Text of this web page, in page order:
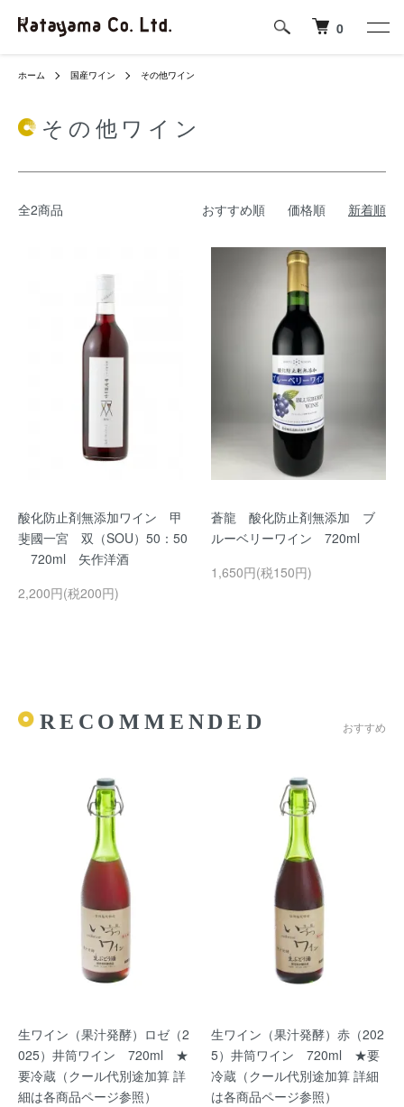
0
ホーム 国産ワイン その他ワイン
その他ワイン
全2商品 おすすめ順 価格順 新着順
酸化防止剤無添加ワイン 甲
斐國一宮 双（SOU）50：50
720ml 矢作洋酒
2,200円(税200円)
蒼龍 酸化防止剤無添加 ブ
ルーベリーワイン 720ml
1,650円(税150円)
RECOMMENDED おすすめ
生ワイン（果汁発酵）ロゼ（2
025）井筒ワイン 720ml ★
要冷蔵（クール代別途加算 詳
細は各商品ページ参照）
生ワイン（果汁発酵）赤（202
5）井筒ワイン 720ml ★要
冷蔵（クール代別途加算 詳細
は各商品ページ参照）